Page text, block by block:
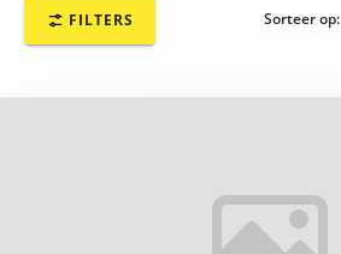
FILTERS Sorteer op: